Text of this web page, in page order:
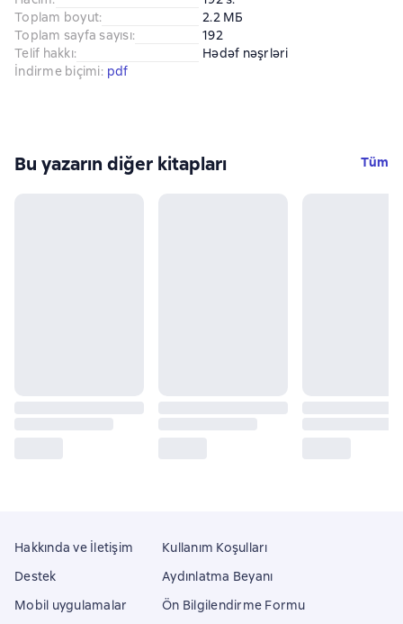
Toplam boyut:
2.2 МБ
Toplam sayfa sayısı:
192
Telif hakkı:
Hədəf nəşrləri
İndirme biçimi: pdf
Bu yazarın diğer kitapları Tüm
Hakkında ve İletişim
Destek
Mobil uygulamalar
Kullanım Koşulları
Aydınlatma Beyanı
Ön Bilgilendirme Formu